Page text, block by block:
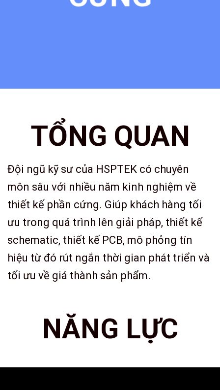
TỔNG QUAN
Đội ngũ kỹ sư của HSPTEK có chuyên
môn sâu với nhiều năm kinh nghiệm về
thiết kế phần cứng. Giúp khách hàng tối
ưu trong quá trình lên giải pháp, thiết kế
schematic, thiết kế PCB, mô phỏng tín
hiệu từ đó rút ngắn thời gian phát triển và
tối ưu về giá thành sản phẩm.
NĂNG LỰC